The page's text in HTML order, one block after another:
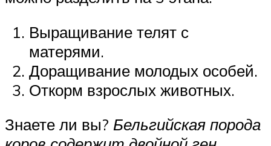
Выращивание телят с
матерями.
Доращивание молодых особей.
Откорм взрослых животных.
Знаете ли вы? Бельгийская порода